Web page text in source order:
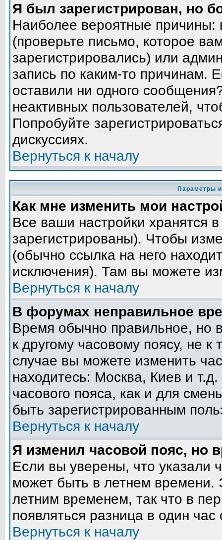
Я был зарегистрирован, но
Наиболее вероятные
(проверьте письмо, которое
зарегистрировались) или
запись по каким-то причинам.
оставили ни одного
неактивных пользователей,
Попробуйте
дискуссиях.
Вернуться к началу
Параметры
Как мне изменить мои
Все ваши настройки хранятся
зарегистрированы). Чтобы
(обычно ссылка на него
исключения). Там вы можете
Вернуться к началу
В форумах неправильное
Время обычно правильное, но
к другому часовому поясу, не
случае вы можете изменить
находитесь: Москва, Киев и
часового пояса, как и для
быть зарегистрированным
Вернуться к началу
Я изменил часовой пояс, но
Если вы уверены, что указали
может быть в летнем времени.
летним временем, так что в
появляться разница в один
Вернуться к началу